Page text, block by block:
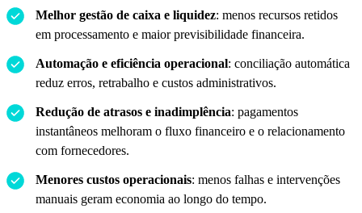
Melhor gestão de caixa e liquidez: menos recursos retidos
em processamento e maior previsibilidade financeira.
Automação e eficiência operacional: conciliação automática
reduz erros, retrabalho e custos administrativos.
Redução de atrasos e inadimplência: pagamentos
instantâneos melhoram o fluxo financeiro e o relacionamento
com fornecedores.
Menores custos operacionais: menos falhas e intervenções
manuais geram economia ao longo do tempo.